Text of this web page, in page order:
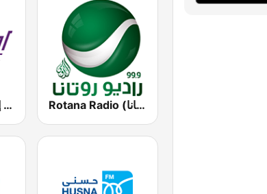
Mazaj FM (مزاج إف إم) Rotana Radio (راديو روتانا)